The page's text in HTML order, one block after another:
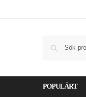
POPULÄRT